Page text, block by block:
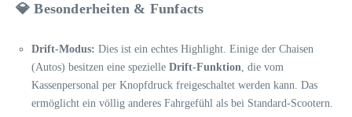
💎 Besonderheiten & Funfacts
Drift-Modus: Dies ist ein echtes Highlight. Einige der Chaisen
(Autos) besitzen eine spezielle Drift-Funktion, die vom
Kassenpersonal per Knopfdruck freigeschaltet werden kann. Das
ermöglicht ein völlig anderes Fahrgefühl als bei Standard-Scootern.